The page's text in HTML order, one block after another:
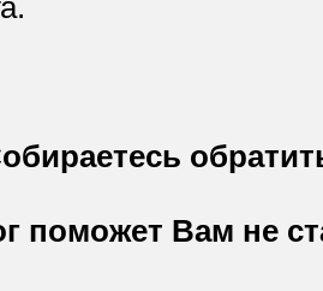
поможет Вам не